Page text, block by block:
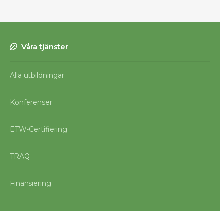
Våra tjänster
Alla utbildningar
Konferenser
ETW-Certifiering
TRAQ
Finansiering